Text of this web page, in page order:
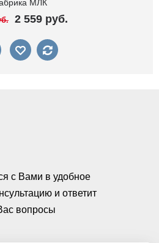
МЛК
2 559 руб.
с Вами в удобное
и ответит
вопросы